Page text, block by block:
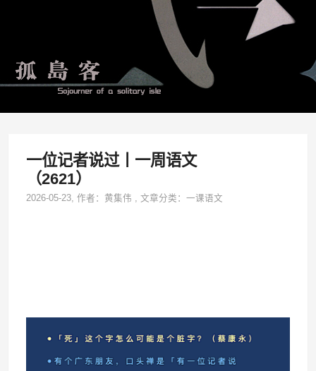
一位记者说过丨一周语文
（2621）
2026-05-23, 作者：黄集伟 ,文章分类：一课语文